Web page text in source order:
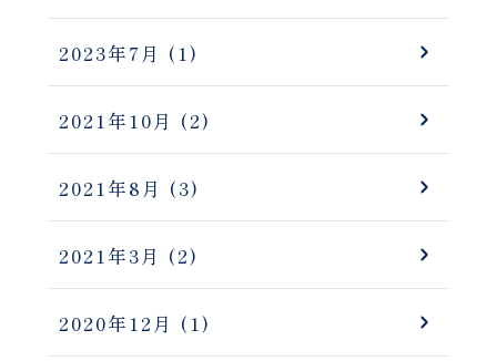
2023年7月 (1)
2021年10月 (2)
2021年8月 (3)
2021年3月 (2)
2020年12月 (1)